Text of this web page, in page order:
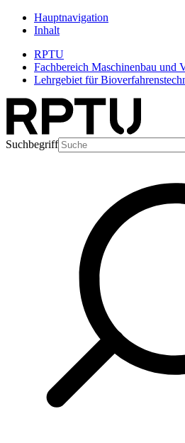
Hauptnavigation
Inhalt
RPTU
Fachbereich Maschinenbau und
Lehrgebiet für
Suchbegriff